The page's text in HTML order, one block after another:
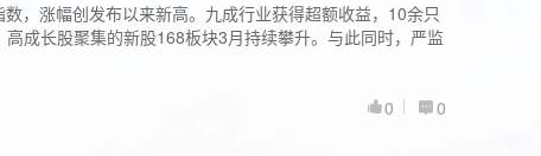
，涨幅创发布以来新高。九成行业获得超额收益，10余只
成长股聚集的新股168板块3月持续攀升。与此同时，严监
0
0